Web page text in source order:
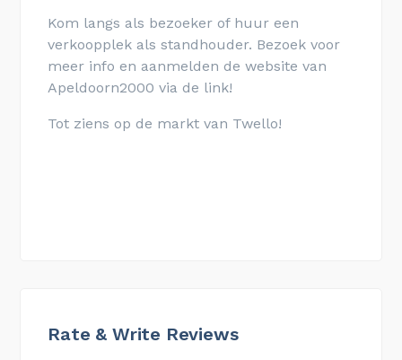
Kom langs als bezoeker of huur een
verkoopplek als standhouder. Bezoek voor
meer info en aanmelden de website van
Apeldoorn2000 via de link!
Tot ziens op de markt van Twello!
Rate & Write Reviews